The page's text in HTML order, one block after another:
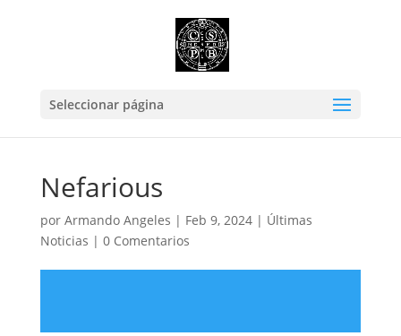
Seleccionar página
Nefarious
por Armando Angeles | Feb 9, 2024| Últimas
Noticias | 0 Comentarios